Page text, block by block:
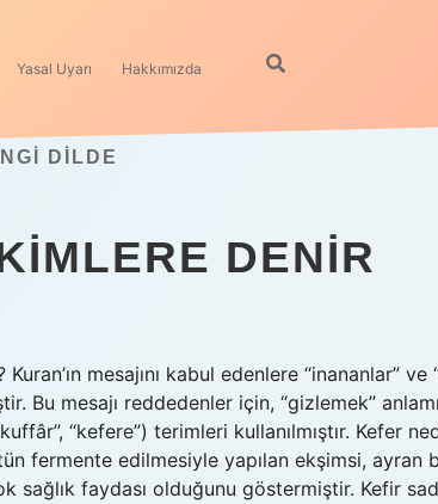
Yasal Uyarı Hakkımızda
DILDE
DENIR
mesajını kabul edenlere “inananlar” ve
Bu mesajı reddedenler için, “gizlemek”
“kefere”) terimleri kullanılmıştır. Kefer
fermente edilmesiyle yapılan ekşimsi, ayran
sağlık faydası olduğunu göstermiştir. Kefir